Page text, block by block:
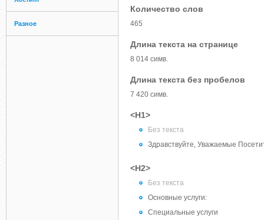
Разное
Количество слов
465
Длина текста на странице
8 014 симв.
Длина текста без пробелов
7 420 симв.
<H1>
Без текста
Здравствуйте, Уважаемые
<H2>
Без текста
Основные услуги:
Специальные услуги